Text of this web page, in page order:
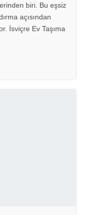
biri. Bu eşsiz
açısından
İsviçre Ev Taşıma